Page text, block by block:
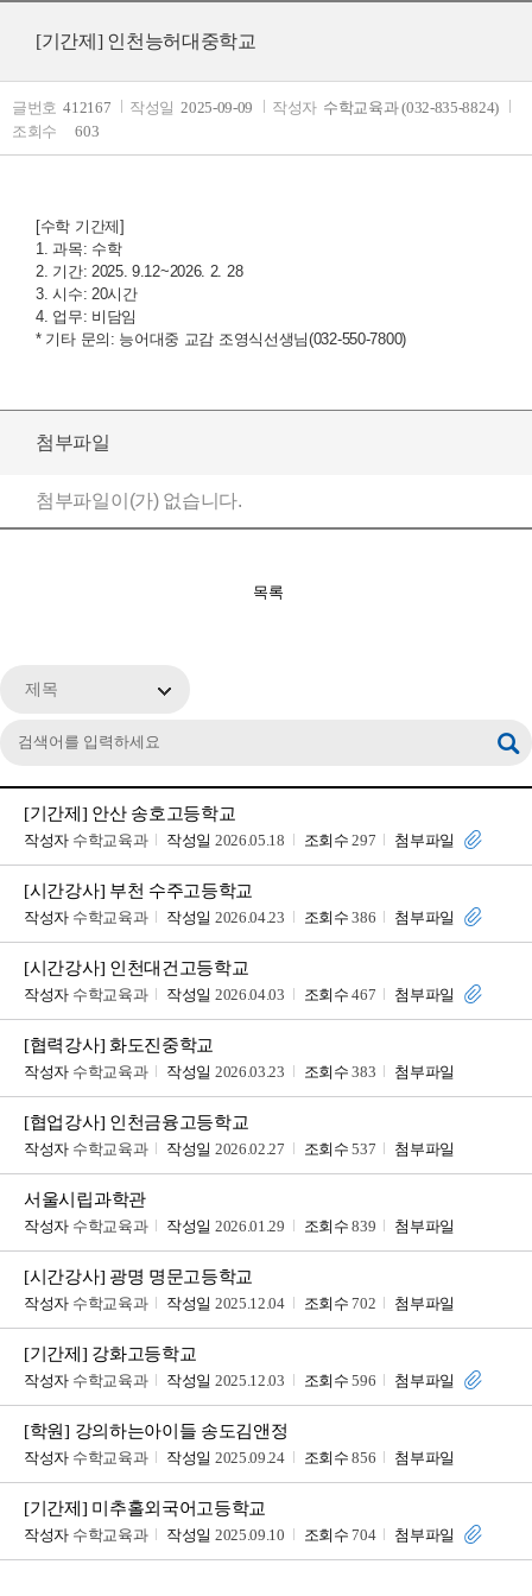
[기간제] 인천능허대중학교
글번호 412167 작성일 2025-09-09 작성자 수학교육과 (032-835-8824)
조회수
603
[수학 기간제]
1. 과목: 수학
2. 기간: 2025. 9.12~2026. 2. 28
3. 시수: 20시간
4. 업무: 비담임
* 기타 문의: 능어대중 교감 조영식선생님(032-550-7800)
첨부파일
첨부파일이(가) 없습니다.
목록
제목
[기간제] 안산 송호고등학교
작성자 수학교육과 작성일 2026.05.18 조회수 297 첨부파일
[시간강사] 부천 수주고등학교
작성자 수학교육과 작성일 2026.04.23 조회수 386 첨부파일
[시간강사] 인천대건고등학교
작성자 수학교육과 작성일 2026.04.03 조회수 467 첨부파일
[협력강사] 화도진중학교
작성자 수학교육과 작성일 2026.03.23 조회수 383 첨부파일
[협업강사] 인천금융고등학교
작성자 수학교육과 작성일 2026.02.27 조회수 537 첨부파일
서울시립과학관
작성자 수학교육과 작성일 2026.01.29 조회수 839 첨부파일
[시간강사] 광명 명문고등학교
작성자 수학교육과 작성일 2025.12.04 조회수 702 첨부파일
[기간제] 강화고등학교
작성자 수학교육과 작성일 2025.12.03 조회수 596 첨부파일
[학원] 강의하는아이들 송도김앤정
작성자 수학교육과 작성일 2025.09.24 조회수 856 첨부파일
[기간제] 미추홀외국어고등학교
작성자 수학교육과 작성일 2025.09.10 조회수 704 첨부파일